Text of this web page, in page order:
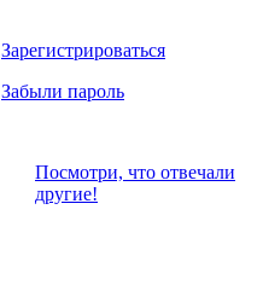
Зарегистрироваться
Забыли пароль
Посмотри, что отвeчали
другие!